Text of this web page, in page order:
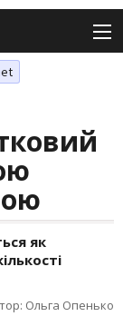
як
Ольга Опенько